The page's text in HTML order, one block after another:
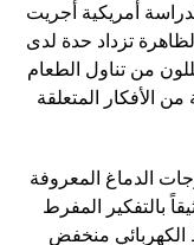
أمريكية أجريت
تزداد حدة لدى
من تناول الطعام
الأفكار المتعلقة
الدماغ المعروفة
بالتفكير المفرط
الكهربائي منخفض